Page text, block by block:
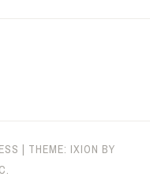
| THEME: IXION BY
.